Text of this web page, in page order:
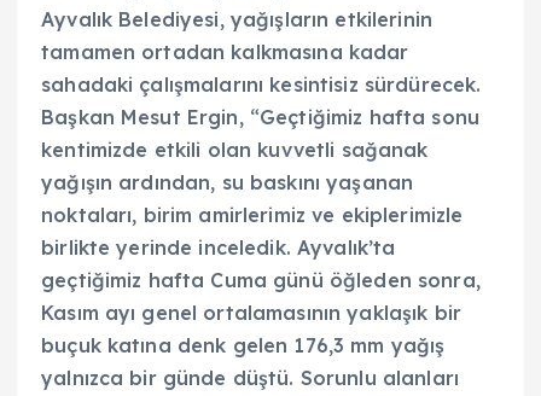
Ayvalık Belediyesi, yağışların etkilerinin
tamamen ortadan kalkmasına kadar
sahadaki çalışmalarını kesintisiz sürdürecek.
Başkan Mesut Ergin, “Geçtiğimiz hafta sonu
kentimizde etkili olan kuvvetli sağanak
yağışın ardından, su baskını yaşanan
noktaları, birim amirlerimiz ve ekiplerimizle
birlikte yerinde inceledik. Ayvalık’ta
geçtiğimiz hafta Cuma günü öğleden sonra,
Kasım ayı genel ortalamasının yaklaşık bir
buçuk katına denk gelen 176,3 mm yağış
yalnızca bir günde düştü. Sorunlu alanları